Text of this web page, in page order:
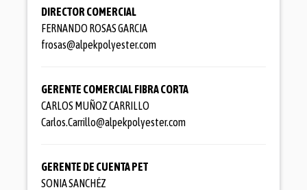
DIRECTOR COMERCIAL
FERNANDO ROSAS GARCIA
frosas@alpekpolyester.com
GERENTE COMERCIAL FIBRA CORTA
CARLOS MUÑOZ CARRILLO
Carlos.Carrillo@alpekpolyester.com
GERENTE DE CUENTA PET
SONIA SANCHÉZ